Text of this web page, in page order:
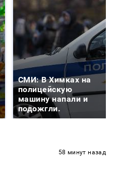
СМИ: В Химках на
полицейскую
машину напали и
подожгли.
58 минут назад